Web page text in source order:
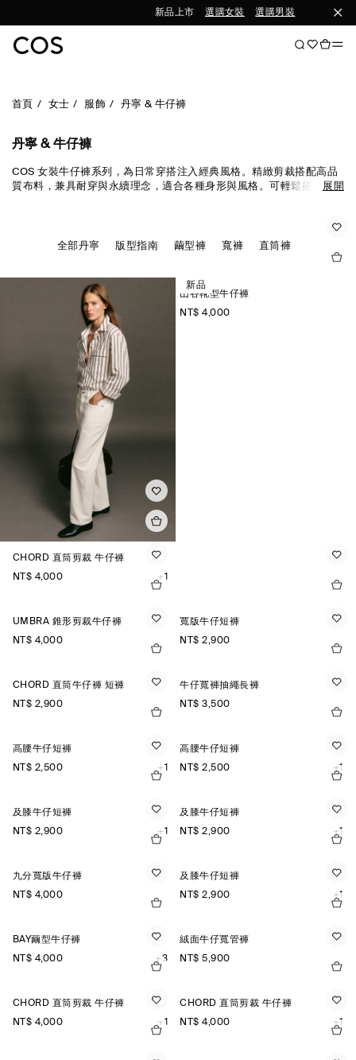
新品上市 選購女裝 選購男裝
首頁 女士 服飾 丹寧 & 牛仔褲
丹寧 & 牛仔褲
COS 女裝牛仔褲系列，為日常穿搭注入經典風格。精緻剪裁搭配高品
質布料，兼具耐穿與永續理念，適合各種身形與風格。可輕鬆搭配T恤
展開
全部丹寧 版型指南 繭型褲 寬褲 直筒褲
CHORD 直筒剪裁 牛仔褲
NT$ 4,000
+1
新品
山谷靴型牛仔褲
NT$ 4,000
UMBRA 錐形剪裁牛仔褲
NT$ 4,000
寬版牛仔短褲
NT$ 2,900
CHORD 直筒牛仔褲 短褲
NT$ 2,900
牛仔寬褲抽繩長褲
NT$ 3,500
高腰牛仔短褲
NT$ 2,500
+1
高腰牛仔短褲
NT$ 2,500
+1
及膝牛仔短褲
NT$ 2,900
+1
及膝牛仔短褲
NT$ 2,900
+1
九分寬版牛仔褲
NT$ 4,000
及膝牛仔短褲
NT$ 2,900
+1
BAY繭型牛仔褲
NT$ 4,000
+3
絨面牛仔寬管褲
NT$ 5,900
CHORD 直筒剪裁 牛仔褲
NT$ 4,000
+1
CHORD 直筒剪裁 牛仔褲
NT$ 4,000
+1